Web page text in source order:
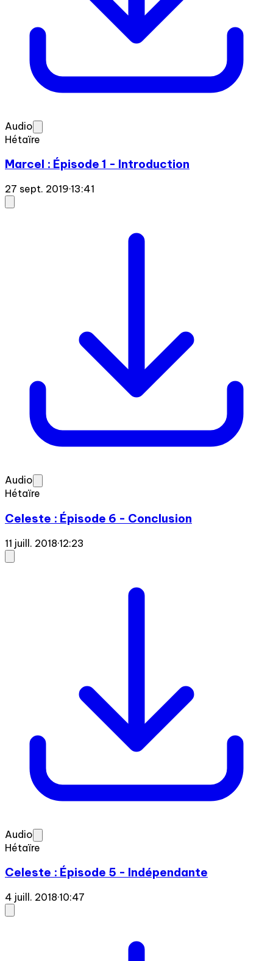
Audio
Hétaïre
Marcel : Épisode 1 - Introduction
27 sept. 2019·13:41
Audio
Hétaïre
Celeste : Épisode 6 - Conclusion
11 juill. 2018·12:23
Audio
Hétaïre
Celeste : Épisode 5 - Indépendante
4 juill. 2018·10:47